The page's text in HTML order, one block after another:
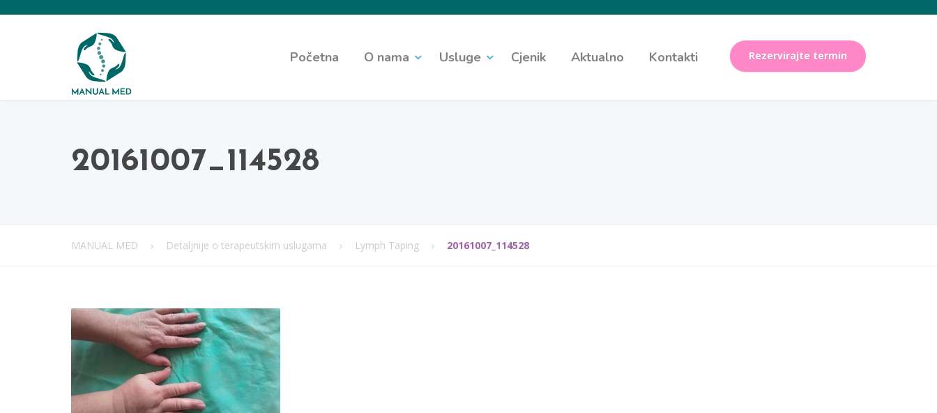
Početna O nama Usluge Cjenik Aktualno Kontakti Rezervirajte termin
20161007_114528
MANUAL MED Detaljnije o terapeutskim uslugama Lymph Taping 20161007_114528